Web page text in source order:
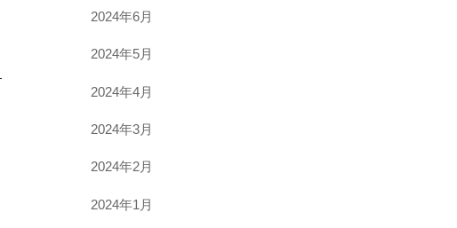
2024年6月
2024年5月
2024年4月
2024年3月
2024年2月
2024年1月